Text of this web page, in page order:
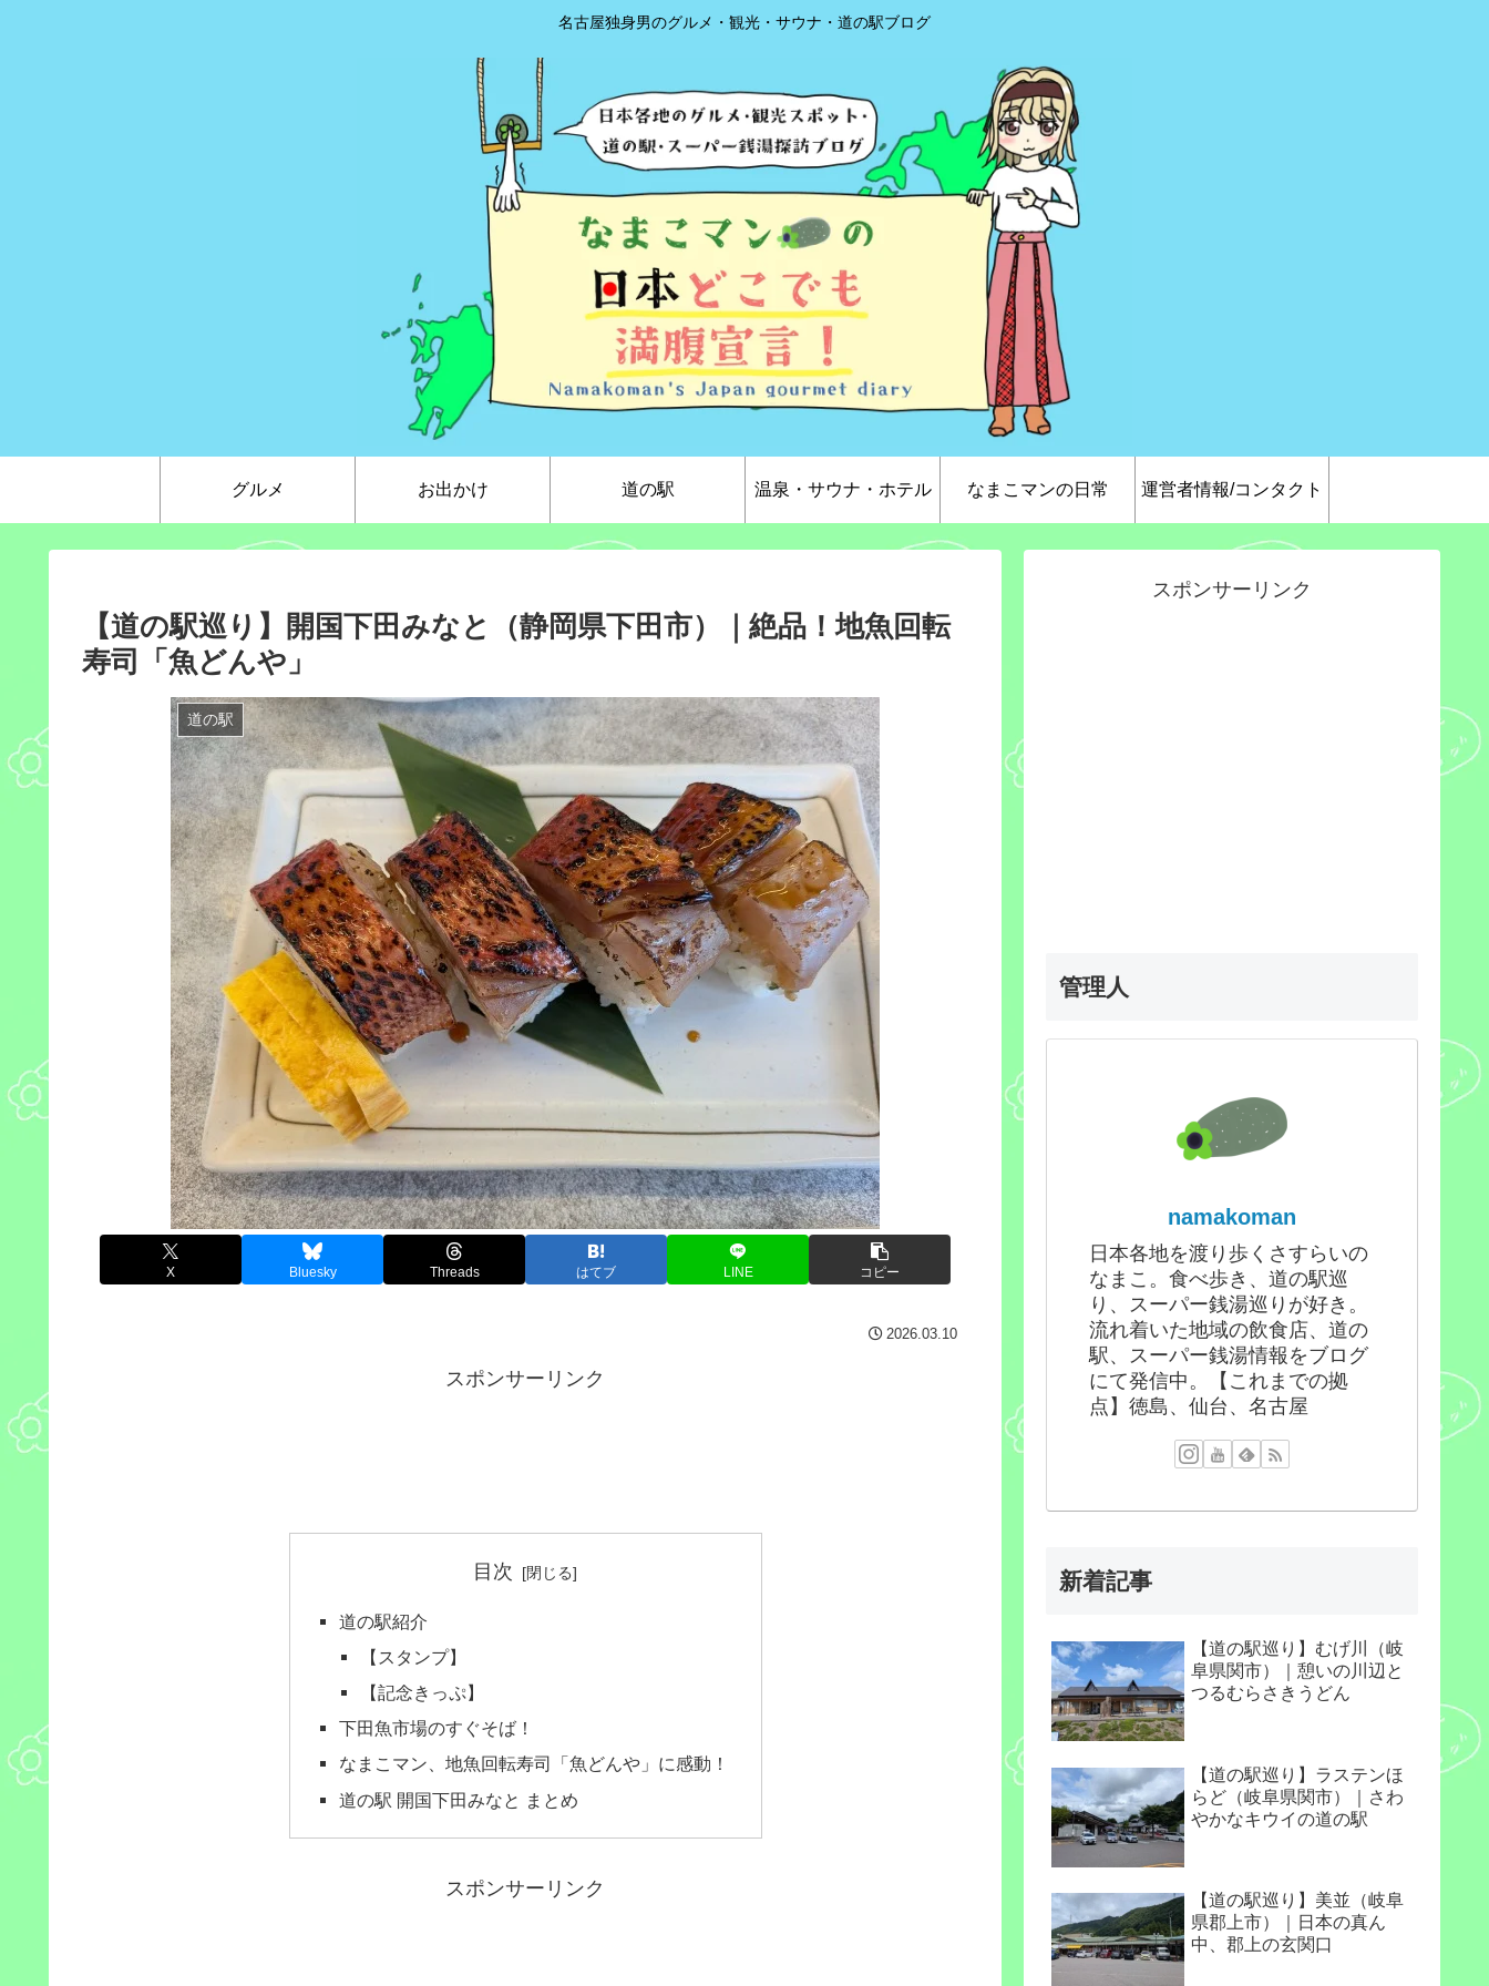
名古屋独身男のグルメ・観光・サウナ・道の駅ブログ
グルメ お出かけ 道の駅 温泉・サウナ・ホテル なまこマンの日常 運営者情報/コンタクト
【道の駅巡り】開国下田みなと（静岡県下田市）｜絶品！地魚回転
寿司「魚どんや」
道の駅
X Bluesky Threads はてブ LINE コピー
2026.03.10
スポンサーリンク
目次
道の駅紹介
【スタンプ】
【記念きっぷ】
下田魚市場のすぐそば！
なまこマン、地魚回転寿司「魚どんや」に感動！
道の駅 開国下田みなと まとめ
スポンサーリンク
スポンサーリンク
管理人
namakoman
日本各地を渡り歩くさすらいの
なまこ。食べ歩き、道の駅巡
り、スーパー銭湯巡りが好き。
流れ着いた地域の飲食店、道の
駅、スーパー銭湯情報をブログ
にて発信中。【これまでの拠
点】徳島、仙台、名古屋
新着記事
【道の駅巡り】むげ川（岐
阜県関市）｜憩いの川辺と
つるむらさきうどん
【道の駅巡り】ラステンほ
らど（岐阜県関市）｜さわ
やかなキウイの道の駅
【道の駅巡り】美並（岐阜
県郡上市）｜日本の真ん
中、郡上の玄関口